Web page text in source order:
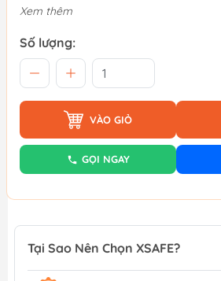
Xem thêm
Số lượng:
VÀO GIỎ
GỌI NGAY
Tại Sao Nên Chọn XSAFE?